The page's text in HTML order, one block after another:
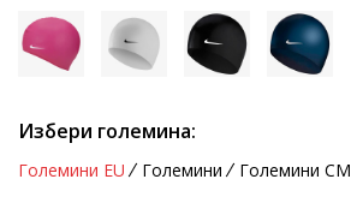
Избери големина:
Големини EU Големини Големини CM